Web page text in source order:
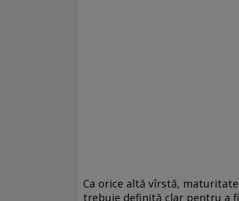
Dance like
Ca orice altă vîrstă,
trebuie definită clar pentru a